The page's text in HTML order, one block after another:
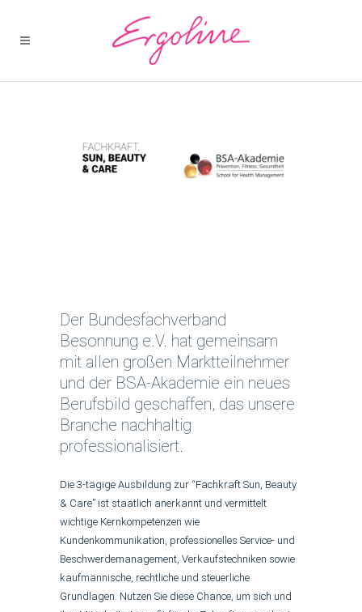
Der Bundesfachverband
Besonnung e.V. hat gemeinsam
mit allen großen Marktteilnehmer
und der BSA-Akademie ein neues
Berufsbild geschaffen, das unsere
Branche nachhaltig
professionalisiert.
Die 3-tägige Ausbildung zur “Fachkraft Sun, Beauty
& Care” ist staatlich anerkannt und vermittelt
wichtige Kernkompetenzen wie
Kundenkommunikation, professionelles Service- und
Beschwerdemanagement, Verkaufstechniken sowie
kaufmännische, rechtliche und steuerliche
Grundlagen. Nutzen Sie diese Chance, um sich und